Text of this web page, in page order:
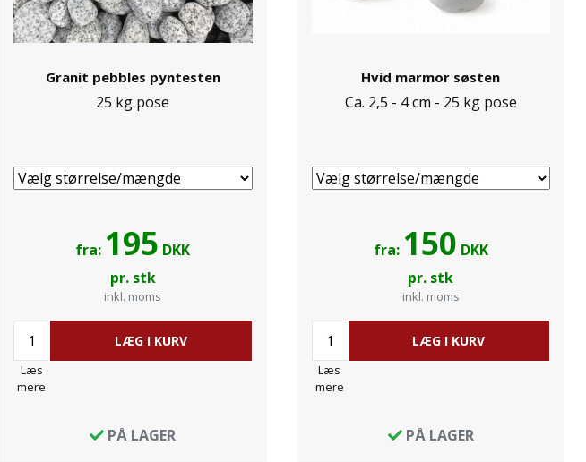
Granit pebbles pyntesten
25 kg pose
fra: 195 DKK
pr. stk
inkl. moms
Læs
mere
LÆG I KURV
PÅ LAGER
Hvid marmor søsten
Ca. 2,5 - 4 cm - 25 kg pose
fra: 150 DKK
pr. stk
inkl. moms
Læs
mere
LÆG I KURV
PÅ LAGER